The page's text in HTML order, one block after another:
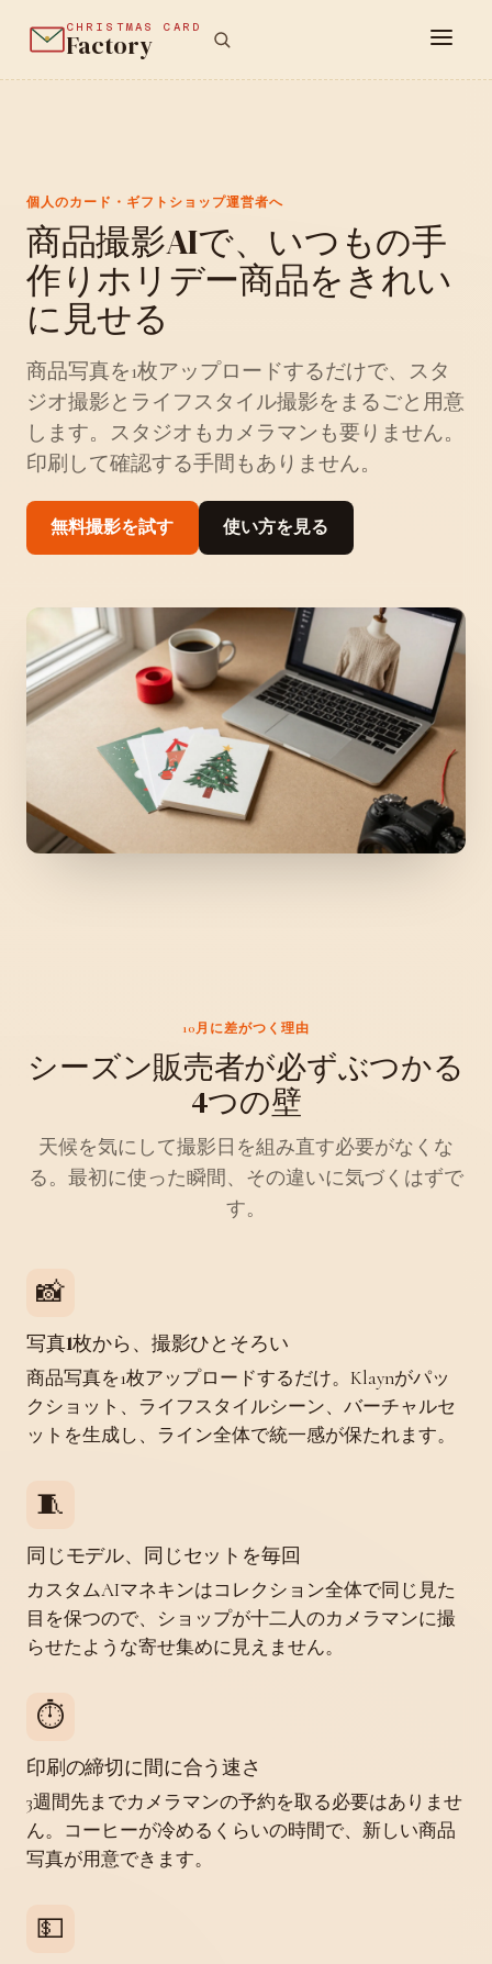
個人のカード・ギフトショップ運営者へ
商品撮影AIで、いつもの手
作りホリデー商品をきれい
に見せる
商品写真を1枚アップロードするだけで、スタ
ジオ撮影とライフスタイル撮影をまるごと用意
します。スタジオもカメラマンも要りません。
印刷して確認する手間もありません。
無料撮影を試す 使い方を見る
10月に差がつく理由
シーズン販売者が必ずぶつかる
4つの壁
天候を気にして撮影日を組み直す必要がなくな
る。最初に使った瞬間、その違いに気づくはずで
す。
📸
写真1枚から、撮影ひとそろい
商品写真を1枚アップロードするだけ。Klaynがパッ
クショット、ライフスタイルシーン、バーチャルセ
ットを生成し、ライン全体で統一感が保たれます。
🧵
同じモデル、同じセットを毎回
カスタムAIマネキンはコレクション全体で同じ見た
目を保つので、ショップが十二人のカメラマンに撮
らせたような寄せ集めに見えません。
⏱️
印刷の締切に間に合う速さ
3週間先までカメラマンの予約を取る必要はありませ
ん。コーヒーが冷めるくらいの時間で、新しい商品
写真が用意できます。
💵
CHRISTMAS CARD
Factory